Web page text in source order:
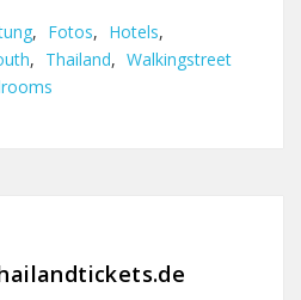
, Fotos, Hotels,
, Thailand, Walkingstreet